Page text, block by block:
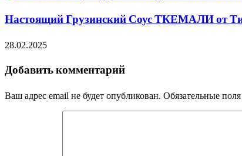
Настоящий Грузинский Соус ТКЕМАЛИ от
28.02.2025
Добавить комментарий
Ваш адрес email не будет опубликован. Обязательные